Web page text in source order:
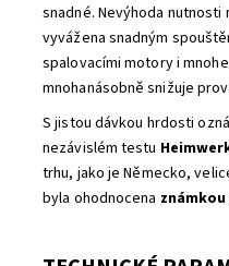
snadné. Nevýhoda
vyvážena snadným
spalovacími motory i
mnohanásobně snižuje
S jistou dávkou hrdosti
nezávislém testu
trhu, jako je Německo,
byla ohodnocena známkou